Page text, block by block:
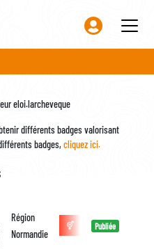
eloi.larcheveque
différents badges valorisant
badges, cliquez ici.
Région
Normandie
Publiée